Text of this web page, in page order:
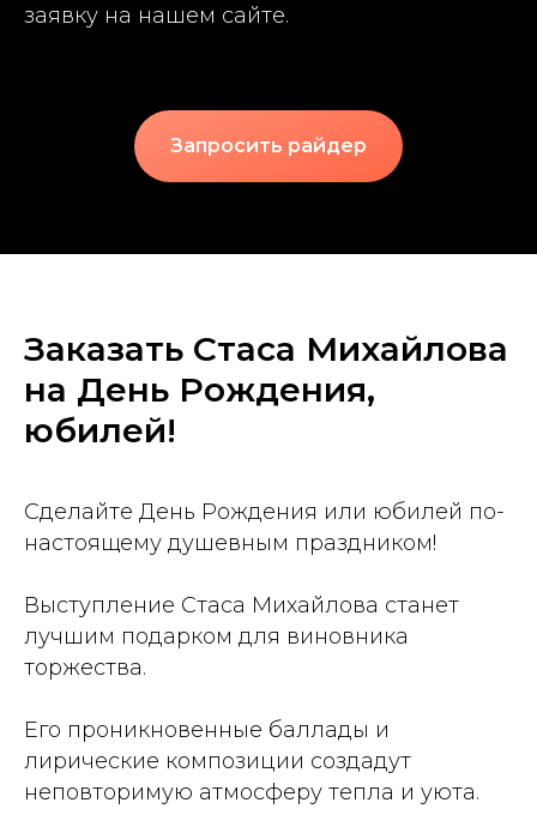
заявку на нашем сайте.
Запросить райдер
Заказать Стаса Михайлова
на День Рождения,
юбилей!
Сделайте День Рождения или юбилей по-
настоящему душевным праздником!
Выступление Стаса Михайлова станет
лучшим подарком для виновника
торжества.
Его проникновенные баллады и
лирические композиции создадут
неповторимую атмосферу тепла и уюта.